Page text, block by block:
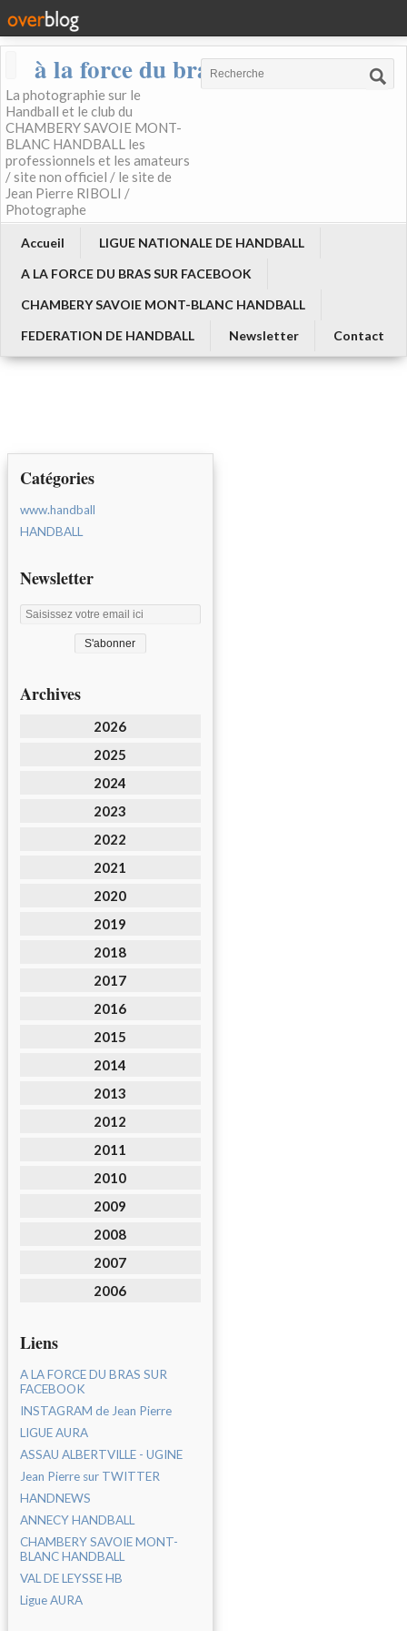
à la force du bras
La photographie sur le
Handball et le club du
CHAMBERY SAVOIE MONT-
BLANC HANDBALL les
professionnels et les amateurs
/ site non officiel / le site de
Jean Pierre RIBOLI /
Photographe
Accueil
LIGUE NATIONALE DE HANDBALL
A LA FORCE DU BRAS SUR FACEBOOK
CHAMBERY SAVOIE MONT-BLANC HANDBALL
FEDERATION DE HANDBALL
Newsletter Contact
Catégories
www.handball
HANDBALL
Newsletter
Archives
2026
2025
2024
2023
2022
2021
2020
2019
2018
2017
2016
2015
2014
2013
2012
2011
2010
2009
2008
2007
2006
Liens
A LA FORCE DU BRAS SUR
FACEBOOK
INSTAGRAM de Jean Pierre
LIGUE AURA
ASSAU ALBERTVILLE - UGINE
Jean Pierre sur TWITTER
HANDNEWS
ANNECY HANDBALL
CHAMBERY SAVOIE MONT-
BLANC HANDBALL
VAL DE LEYSSE HB
Ligue AURA